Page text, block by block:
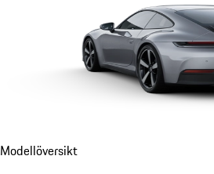
Modellöversikt